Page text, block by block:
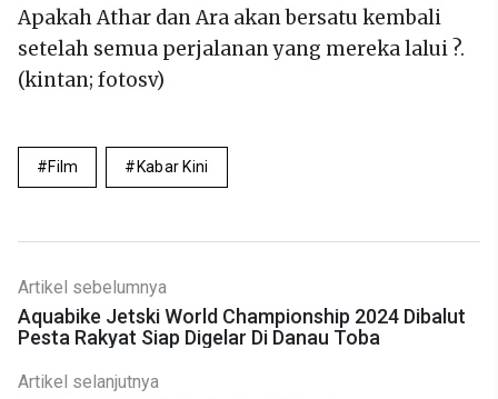
Apakah Athar dan Ara akan bersatu kembali
setelah semua perjalanan yang mereka lalui ?.
(kintan; fotosv)
Film Kabar Kini
Artikel sebelumnya
Aquabike Jetski World Championship 2024 Dibalut
Pesta Rakyat Siap Digelar Di Danau Toba
Artikel selanjutnya